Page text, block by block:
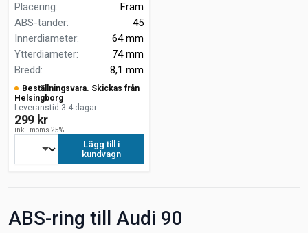
Placering:
Fram
ABS-tänder:
45
Innerdiameter:
64 mm
Ytterdiameter:
74 mm
Bredd: 8,1 mm
Beställningsvara. Skickas från
Helsingborg
Leveranstid 3-4 dagar
299 kr
inkl. moms 25%
Lägg till i
kundvagn
ABS-ring till Audi 90